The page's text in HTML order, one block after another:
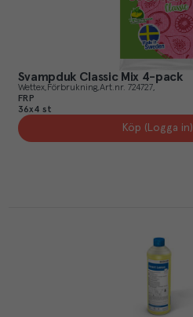
Svampduk Classic Mix 4-pack
Wettex Förbrukning Art.nr. 724727
FRP
36x4 st
Köp (Logga in)